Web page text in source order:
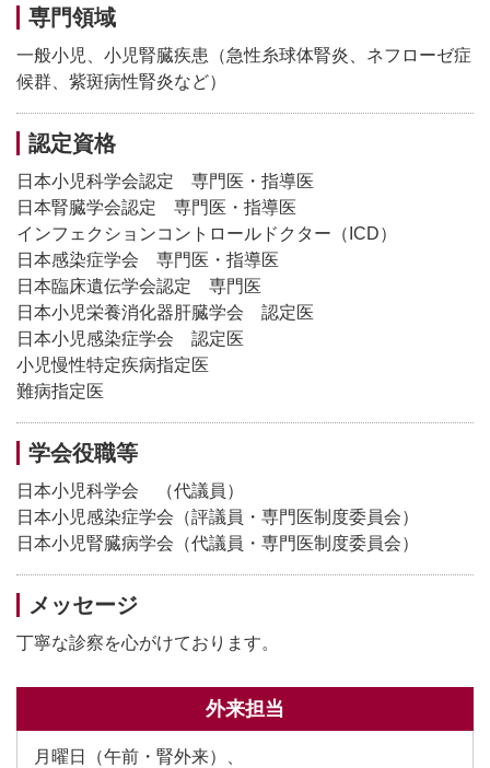
専門領域
一般小児、小児腎臓疾患（急性糸球体腎炎、ネフローゼ症
候群、紫斑病性腎炎など）
認定資格
日本小児科学会認定 専門医・指導医
日本腎臓学会認定 専門医・指導医
インフェクションコントロールドクター（ICD）
日本感染症学会 専門医・指導医
日本臨床遺伝学会認定 専門医
日本小児栄養消化器肝臓学会 認定医
日本小児感染症学会 認定医
小児慢性特定疾病指定医
難病指定医
学会役職等
日本小児科学会 （代議員）
日本小児感染症学会（評議員・専門医制度委員会）
日本小児腎臓病学会（代議員・専門医制度委員会）
メッセージ
丁寧な診察を心がけております。
外来担当
月曜日（午前・腎外来）、